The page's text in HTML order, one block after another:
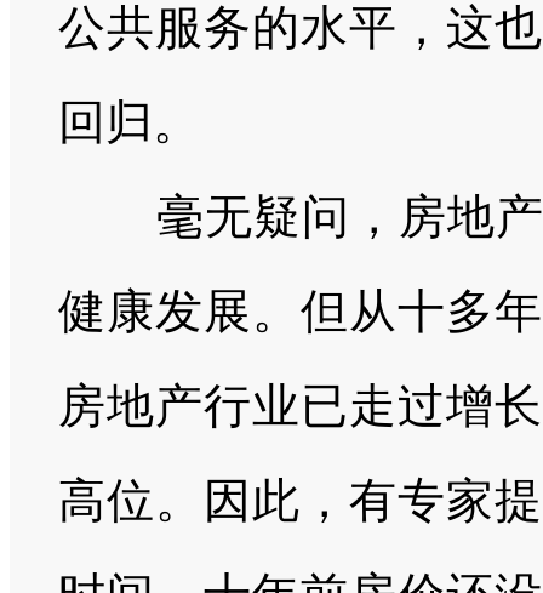
公共服务的水平，这
回归。
毫无疑问，房地
健康发展。但从十多
房地产行业已走过增
高位。因此，有专家